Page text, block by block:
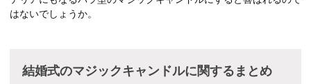
はないでしょうか。
結婚式のマジックキャンドルに関するまとめ